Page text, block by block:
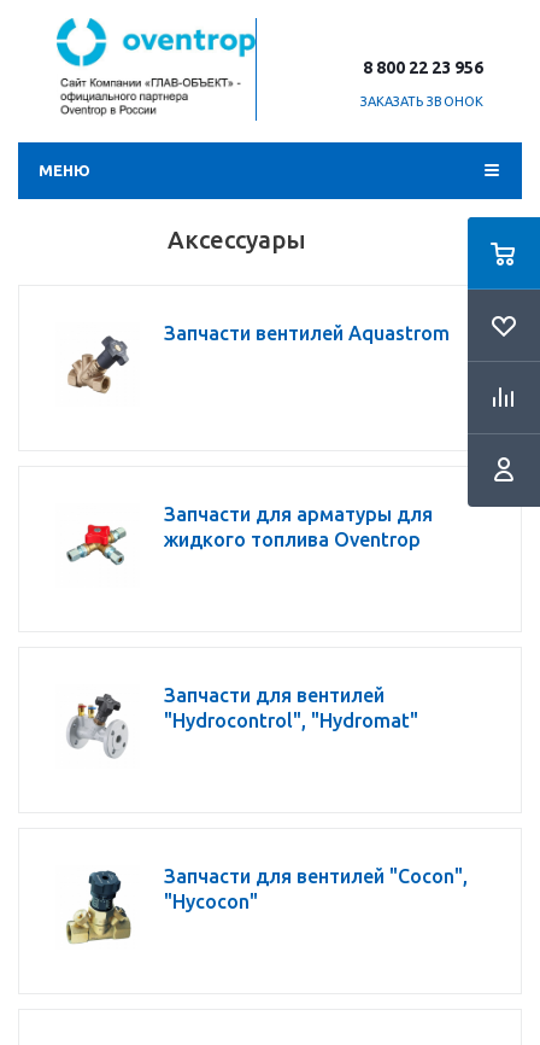
8 800 22 23 956
ЗАКАЗАТЬ ЗВОНОК
МЕНЮ
Аксессуары
Запчасти вентилей Aquastrom
Запчасти для арматуры для
жидкого топлива Oventrop
Запчасти для вентилей
"Hydrocontrol", "Hydromat"
Запчасти для вентилей "Сocon",
"Hycocon"